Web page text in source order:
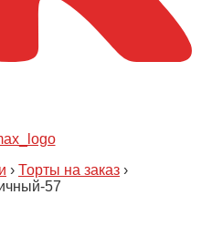
› Торты на заказ ›
57